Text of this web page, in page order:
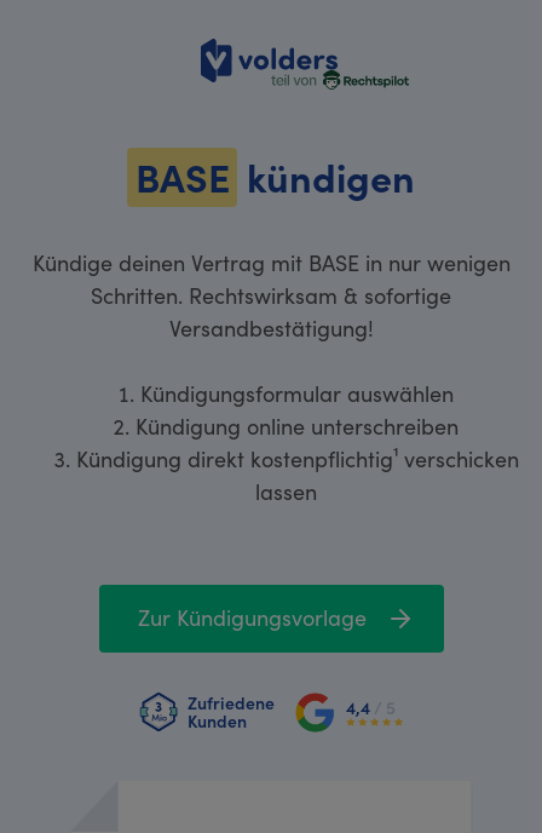
volders
BASE kündigen
Kündige deinen Vertrag mit BASE in nur wenigen
Schritten. Rechtswirksam & sofortige
Versandbestätigung!
Kündigungsformular auswählen
Kündigung online unterschreiben
Kündigung direkt kostenpflichtig¹ verschicken
lassen
Zur Kündigungsvorlage
Zufriedene
Kunden
4,4 / 5